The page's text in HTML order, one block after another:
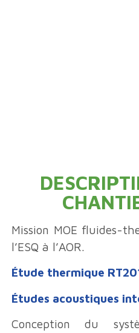
Mission MOE fluides-
l’ESQ à l’AOR.
Étude thermique
Études acoustiques
Conception du